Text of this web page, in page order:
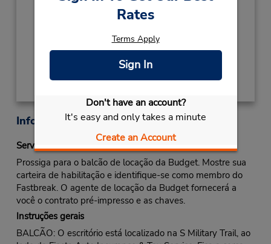
Rates
Terms Apply
Sign In
Don't have an account?
It's easy and only takes a minute
Create an Account
- 04:00PM
Local de entrega das chaves
Obter instruções de caminho
Informações sobre a loja
Serviço Fastbreak
Prossiga para o balcão de locação da Budget. Mostre sua
carteira de habilitação e identifique-se como membro do
Fastbreak. O agente de locação da Budget fornecerá a
você o contrato pré-impresso e as chaves.
Instruções gerais
BALCÃO: O escritório está localizado na S Military Trail, ao